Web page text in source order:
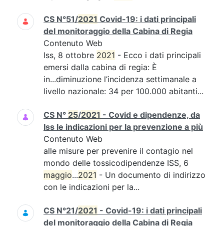
CS N°51/2021 Covid-19: i dati principali
del monitoraggio della Cabina di Regia
Contenuto Web
Iss, 8 ottobre 2021 - Ecco i dati principali
emersi dalla cabina di regia: È
in...diminuzione l’incidenza settimanale a
livello nazionale: 34 per 100.000 abitanti...
CS N° 25/2021 - Covid e dipendenze, da
Iss le indicazioni per la prevenzione a più
Contenuto Web
alle misure per prevenire il contagio nel
mondo delle tossicodipendenze ISS, 6
maggio...2021 - Un documento di indirizzo
con le indicazioni per la...
CS N°21/2021 - Covid-19: i dati principali
del monitoraggio della Cabina di Regia